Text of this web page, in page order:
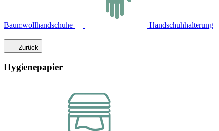
Baumwollhandschuhe Handschuhhalterung
Zurück
Hygienepapier